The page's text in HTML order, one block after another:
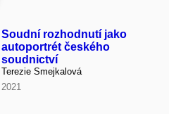
Soudní rozhodnutí jako
autoportrét českého
soudnictví
Terezie Smejkalová
2021